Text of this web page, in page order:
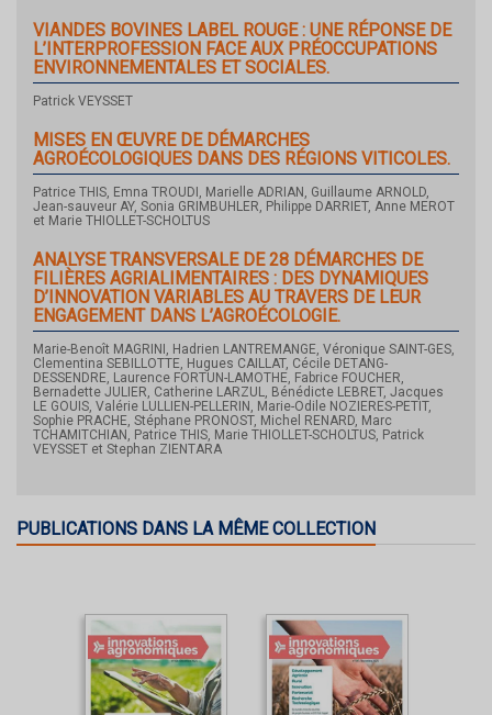
VIANDES BOVINES LABEL ROUGE : UNE RÉPONSE DE
L’INTERPROFESSION FACE AUX PRÉOCCUPATIONS
ENVIRONNEMENTALES ET SOCIALES.
Patrick VEYSSET
MISES EN ŒUVRE DE DÉMARCHES
AGROÉCOLOGIQUES DANS DES RÉGIONS VITICOLES.
Patrice THIS, Emna TROUDI, Marielle ADRIAN, Guillaume ARNOLD,
Jean-sauveur AY, Sonia GRIMBUHLER, Philippe DARRIET, Anne MEROT
et Marie THIOLLET-SCHOLTUS
ANALYSE TRANSVERSALE DE 28 DÉMARCHES DE
FILIÈRES AGRIALIMENTAIRES : DES DYNAMIQUES
D’INNOVATION VARIABLES AU TRAVERS DE LEUR
ENGAGEMENT DANS L’AGROÉCOLOGIE.
Marie-Benoît MAGRINI, Hadrien LANTREMANGE, Véronique SAINT-GES,
Clementina SEBILLOTTE, Hugues CAILLAT, Cécile DETANG-
DESSENDRE, Laurence FORTUN-LAMOTHE, Fabrice FOUCHER,
Bernadette JULIER, Catherine LARZUL, Bénédicte LEBRET, Jacques
LE GOUIS, Valérie LULLIEN-PELLERIN, Marie-Odile NOZIERES-PETIT,
Sophie PRACHE, Stéphane PRONOST, Michel RENARD, Marc
TCHAMITCHIAN, Patrice THIS, Marie THIOLLET-SCHOLTUS, Patrick
VEYSSET et Stephan ZIENTARA
PUBLICATIONS DANS LA MÊME COLLECTION